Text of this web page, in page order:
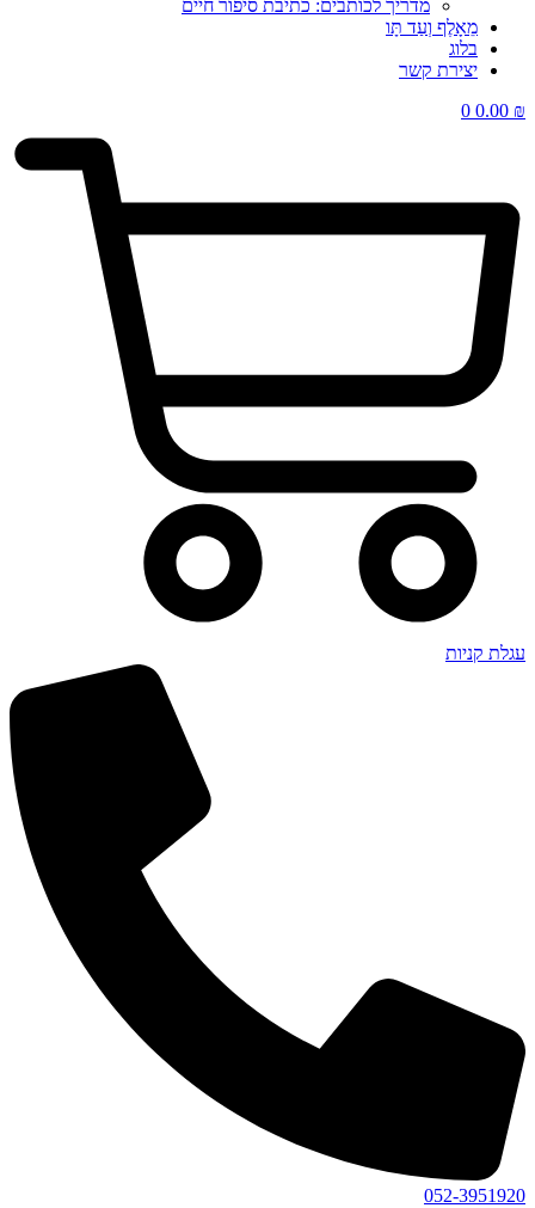
מדריך לכותבים: כתיבת סיפור חיים
מֵאָלֶף וְעַד תָּו
בלוג
יצירת קשר
0.00 ₪
0
עגלת קניות
052-3951920